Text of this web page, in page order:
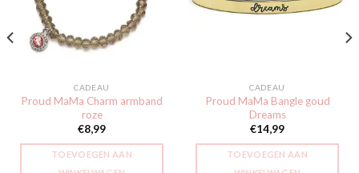
verlanglijst
CADEAU
Proud MaMa Charm armband
roze
€8,99
TOEVOEGEN AAN
verlanglijst
CADEAU
Proud MaMa Bangle goud
Dreams
€14,99
TOEVOEGEN AAN